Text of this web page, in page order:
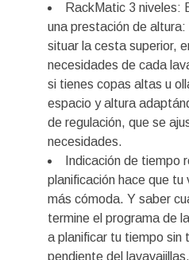
RackMatic 3 niveles:
una prestación de altura:
situar la cesta superior,
necesidades de cada
si tienes copas altas u
espacio y altura
de regulación, que se
necesidades.
Indicación de tiempo
planificación hace que tu
más cómoda. Y saber
termine el programa de
a planificar tu tiempo sin
pendiente del